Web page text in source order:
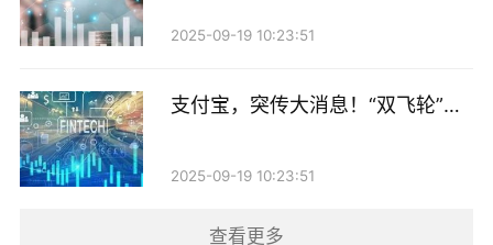
给偏弱，首先可以排除额度不足的问题。截至5月末，
给偏弱更多反映的是发行通道收窄。他指出，一方面，
是部分中小银行资本实力较弱，市场认可度较低，市场
化融资能力受限；另一方面，在中小金融机构风险化解
2025-09-19 10:23:51
支付宝，突传大消息！“双飞轮”战
2025-09-19 10:23:51
查看更多